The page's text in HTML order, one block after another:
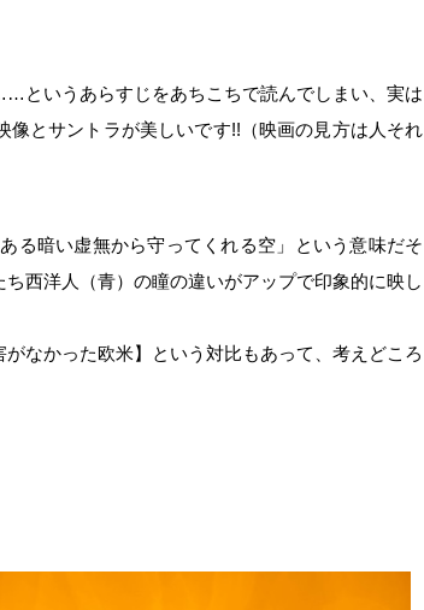
というあらすじをあちこちで読んでしまい、実は
とサントラが美しいです!!（映画の見方は人それ
る暗い虚無から守ってくれる空」という意味だそ
西洋人（青）の瞳の違いがアップで印象的に映し
なかった欧米】という対比もあって、考えどころ